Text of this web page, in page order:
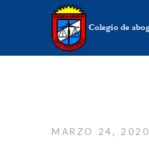
MARZO 24, 2020